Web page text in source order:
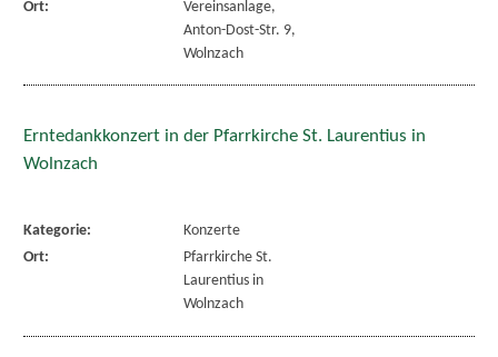
Ort:
Vereinsanlage,
Anton-Dost-Str. 9,
Wolnzach
Erntedankkonzert in der Pfarrkirche St. Laurentius in
Wolnzach
Kategorie:
Konzerte
Ort:
Pfarrkirche St.
Laurentius in
Wolnzach